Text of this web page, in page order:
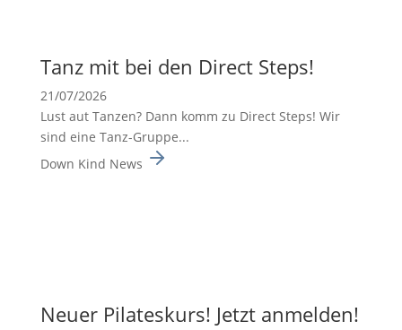
Tanz mit bei den Direct Steps!
21/07/2026
Lust aut Tanzen? Dann komm zu Direct Steps! Wir
sind eine Tanz-Gruppe...
Down Kind News
Neuer Pilates­kurs! Jetzt anmelden!